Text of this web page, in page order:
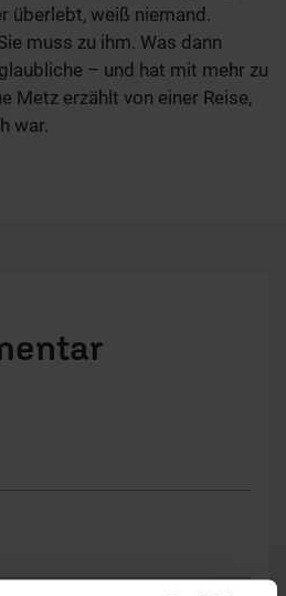
überlebt, weiß niemand.
muss zu ihm. Was dann
– und hat mit mehr zu
Metz erzählt von einer Reise,
war.